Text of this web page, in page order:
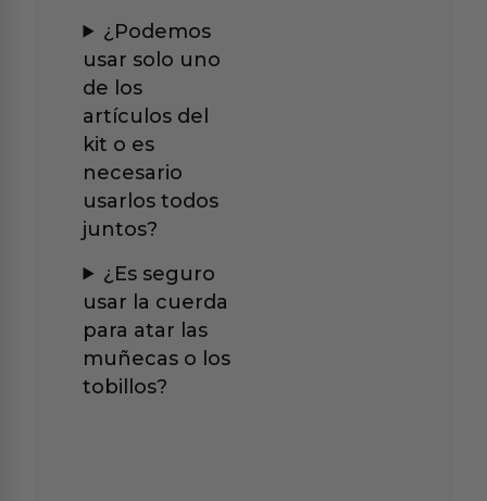
¿Podemos
usar solo uno
de los
artículos del
kit o es
necesario
usarlos todos
juntos?
¿Es seguro
usar la cuerda
para atar las
muñecas o los
tobillos?